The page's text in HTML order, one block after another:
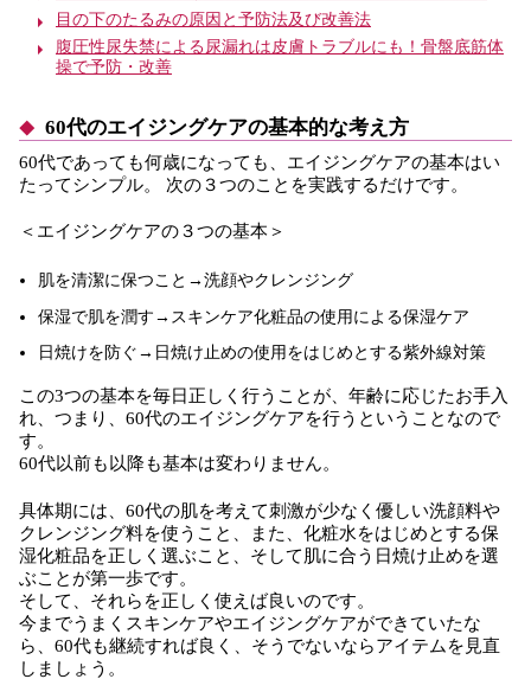
目の下のたるみの原因と予防法及び改善法
腹圧性尿失禁による尿漏れは皮膚トラブルにも！骨盤底筋体
操で予防・改善
60代のエイジングケアの基本的な考え方
60代であっても何歳になっても、エイジングケアの基本はい
たってシンプル。 次の３つのことを実践するだけです。
＜エイジングケアの３つの基本＞
肌を清潔に保つこと→洗顔やクレンジング
保湿で肌を潤す→スキンケア化粧品の使用による保湿ケア
日焼けを防ぐ→日焼け止めの使用をはじめとする紫外線対策
この3つの基本を毎日正しく行うことが、年齢に応じたお手入
れ、つまり、60代のエイジングケアを行うということなので
す。
60代以前も以降も基本は変わりません。
具体期には、60代の肌を考えて刺激が少なく優しい洗顔料や
クレンジング料を使うこと、また、化粧水をはじめとする保
湿化粧品を正しく選ぶこと、そして肌に合う日焼け止めを選
ぶことが第一歩です。
そして、それらを正しく使えば良いのです。
今までうまくスキンケアやエイジングケアができていたな
ら、60代も継続すれば良く、そうでないならアイテムを見直
しましょう。